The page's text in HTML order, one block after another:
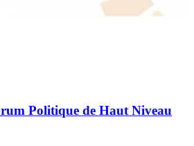
Politique de Haut Niveau